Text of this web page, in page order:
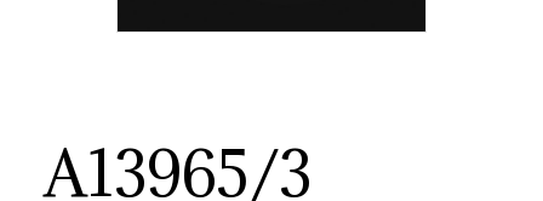
A13965/3